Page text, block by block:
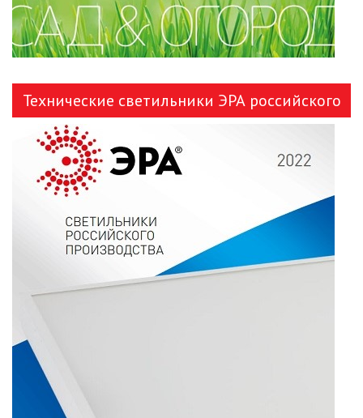
Технические светильники ЭРА российского